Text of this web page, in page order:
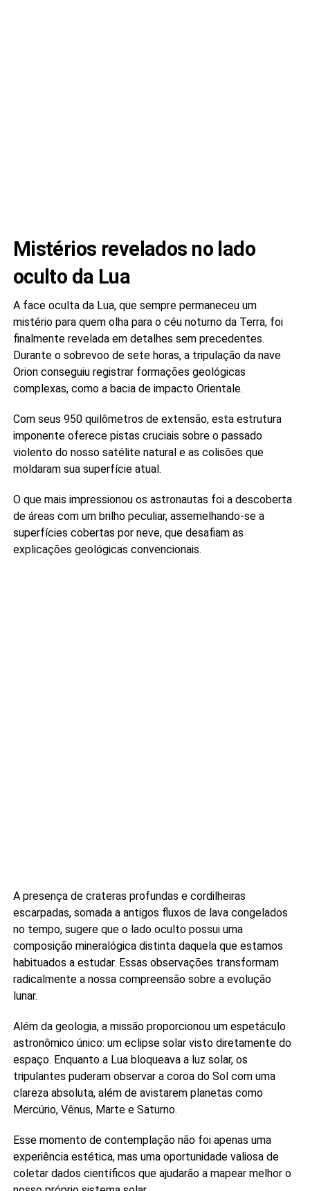
Mistérios revelados no lado
oculto da Lua
A face oculta da Lua, que sempre permaneceu um
mistério para quem olha para o céu noturno da Terra, foi
finalmente revelada em detalhes sem precedentes.
Durante o sobrevoo de sete horas, a tripulação da nave
Orion conseguiu registrar formações geológicas
complexas, como a bacia de impacto Orientale.
Com seus 950 quilômetros de extensão, esta estrutura
imponente oferece pistas cruciais sobre o passado
violento do nosso satélite natural e as colisões que
moldaram sua superfície atual.
O que mais impressionou os astronautas foi a descoberta
de áreas com um brilho peculiar, assemelhando-se a
superfícies cobertas por neve, que desafiam as
explicações geológicas convencionais.
A presença de crateras profundas e cordilheiras
escarpadas, somada a antigos fluxos de lava congelados
no tempo, sugere que o lado oculto possui uma
composição mineralógica distinta daquela que estamos
habituados a estudar. Essas observações transformam
radicalmente a nossa compreensão sobre a evolução
lunar.
Além da geologia, a missão proporcionou um espetáculo
astronômico único: um eclipse solar visto diretamente do
espaço. Enquanto a Lua bloqueava a luz solar, os
tripulantes puderam observar a coroa do Sol com uma
clareza absoluta, além de avistarem planetas como
Mercúrio, Vênus, Marte e Saturno.
Esse momento de contemplação não foi apenas uma
experiência estética, mas uma oportunidade valiosa de
coletar dados científicos que ajudarão a mapear melhor o